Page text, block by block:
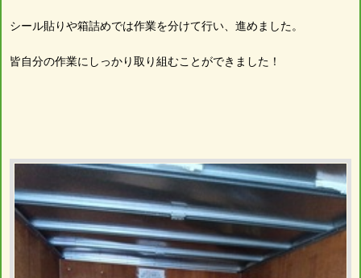
シール貼りや箱詰めでは作業を分けて行い、進めました。
皆自分の作業にしっかり取り組むことができました！